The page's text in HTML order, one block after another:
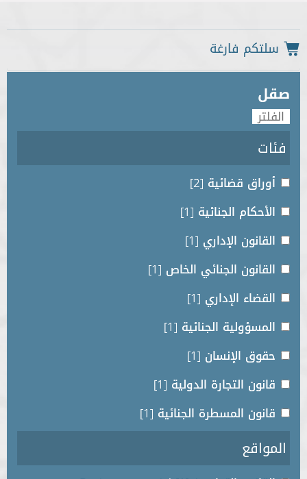
صقل
فئات
أوراق قضائية [2]
الأحكام الجنائية [1]
القانون الإداري [1]
القانون الجنائي الخاص [1]
القضاء الإداري [1]
المسؤولية الجنائية [1]
حقوق الإنسان [1]
قانون التجارة الدولية [1]
قانون المسطرة الجنائية [1]
المواقع